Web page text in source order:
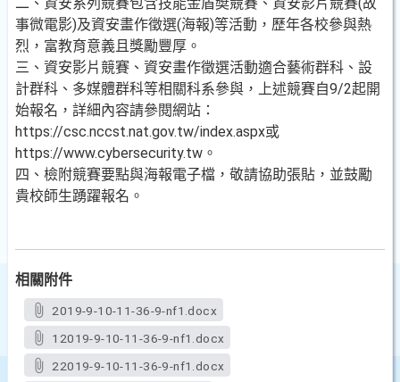
事微電影)及資安畫作徵選(海報)等活動，歷年各校參與熱
烈，富教育意義且獎勵豐厚。
三、資安影片競賽、資安畫作徵選活動適合藝術群科、設
計群科、多媒體群科等相關科系參與，上述競賽自9/2起開
始報名，詳細內容請參閱網站：
https://csc.nccst.nat.gov.tw/index.aspx或
https://www.cybersecurity.tw。
四、檢附競賽要點與海報電子檔，敬請協助張貼，並鼓勵
貴校師生踴躍報名。
相關附件
2019-9-10-11-36-9-nf1.docx
12019-9-10-11-36-9-nf1.docx
22019-9-10-11-36-9-nf1.docx